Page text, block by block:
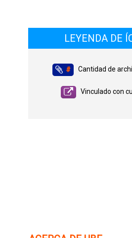
LEYENDA DE
# Cantidad de
Vinculado con